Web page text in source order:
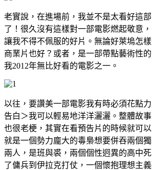
老實說，在進場前，我並不是太看好這
了！很久沒有這樣對一部電影燃起敬意
讓我不得不佩服的好片。無論好萊塢怎
商業片也好？或者，是一部帶點藝術性
我2012年無比好看的電影之一。
以往，要讚美一部電影我有時必須花點
告白＞我可以輕易地洋洋灑灑。整體故
也很老梗，其實在看預告片的時候就可
就是一個勢力龐大的毒梟想要併吞兩個
兩人，是班與裘，兩個個性迥異的高中
了傭兵到伊拉克打仗，一個懷抱理想主